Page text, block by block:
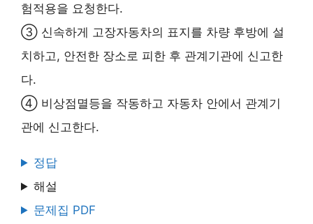
험적용을 요청한다.
③ 신속하게 고장자동차의 표지를 차량 후방에 설
치하고, 안전한 장소로 피한 후 관계기관에 신고한
다.
④ 비상점멸등을 작동하고 자동차 안에서 관계기
관에 신고한다.
정답
해설
문제집 PDF